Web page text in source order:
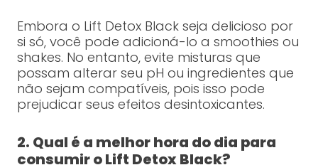
Embora o Lift Detox Black seja delicioso por
si só, você pode adicioná-lo a smoothies ou
shakes. No entanto, evite misturas que
possam alterar seu pH ou ingredientes que
não sejam compatíveis, pois isso pode
prejudicar seus efeitos desintoxicantes.
2. Qual é a melhor hora do dia para
consumir o Lift Detox Black?